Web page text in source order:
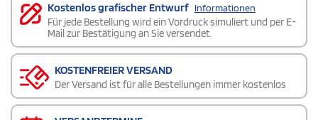
Kostenlos grafischer Entwurf Informationen
Für jede Bestellung wird ein Vordruck simuliert und per E-
Mail zur Bestätigung an Sie versendet.
KOSTENFREIER VERSAND
Der Versand ist für alle Bestellungen immer kostenlos